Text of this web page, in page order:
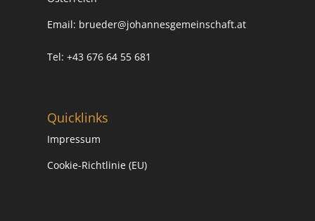
Email: brueder@johannesgemeinschaft.at
Tel: +43 676 64 55 681
Quicklinks
Impressum
Cookie-Richtlinie (EU)